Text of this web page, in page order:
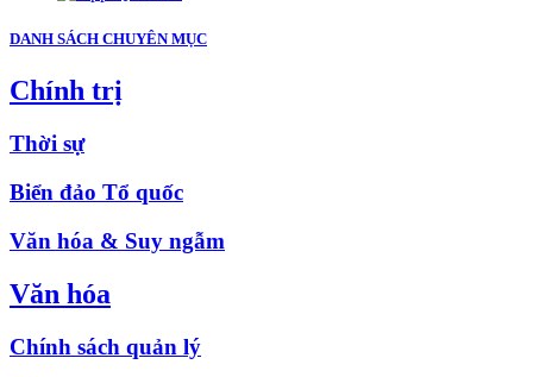
DANH SÁCH CHUYÊN MỤC
Chính trị
Thời sự
Biển đảo Tổ quốc
Văn hóa & Suy ngẫm
Văn hóa
Chính sách quản lý